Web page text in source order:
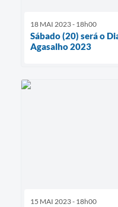
18 MAI 2023 - 18h00
Sábado (20) será o
Agasalho 2023
15 MAI 2023 - 18h00